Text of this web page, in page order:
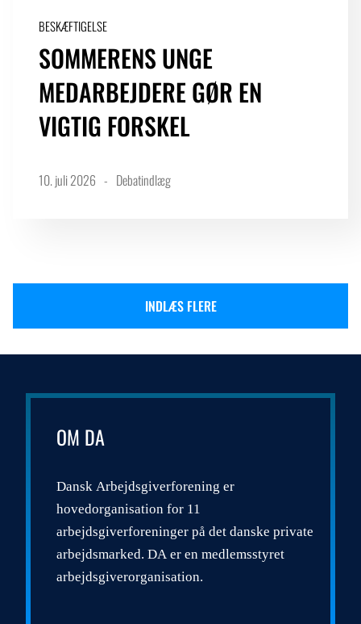
BESKÆFTIGELSE
SOMMERENS UNGE
MEDARBEJDERE GØR EN
VIGTIG FORSKEL
10. juli 2026 Debatindlæg
INDLÆS FLERE
OM DA
Dansk Arbejdsgiverforening er
hovedorganisation for 11
arbejdsgiverforeninger på det danske private
arbejdsmarked. DA er en medlemsstyret
arbejdsgiverorganisation.